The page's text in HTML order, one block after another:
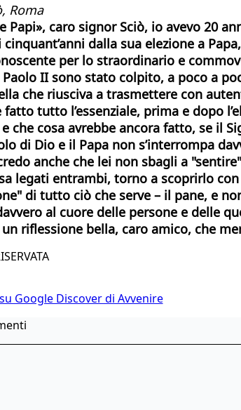
Roma
Papi», caro signor Sciò, io avevo 20
dalla sua elezione a
per lo straordinario e
Paolo II sono stato colpito, a poco a
che riusciva a trasmettere con
tutto l’essenziale, prima e dopo
che cosa avrebbe ancora fatto, se il
di Dio e il Papa non s’interrompa
anche che lei non sbagli a
legati entrambi, torno a scoprirlo
di tutto ciò che serve – il pane, e
al cuore delle persone e delle
un riflessione bella, caro amico, che
Google Discover di Avvenire